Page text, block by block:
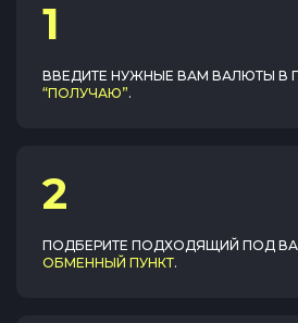
1
ВВЕДИТЕ НУЖНЫЕ ВАМ ВАЛЮТЫ В
“ПОЛУЧАЮ”.
2
ПОДБЕРИТЕ ПОДХОДЯЩИЙ ПОД
ОБМЕННЫЙ ПУНКТ.